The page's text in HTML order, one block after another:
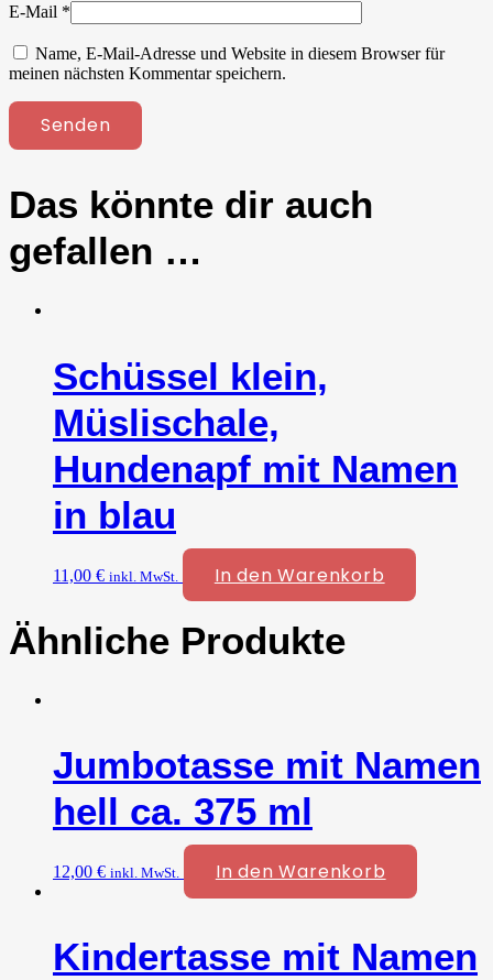
E-Mail *
Name, E-Mail-Adresse und Website in diesem Browser für
meinen nächsten Kommentar speichern.
Das könnte dir auch
gefallen …
Schüssel klein,
Müslischale,
Hundenapf mit Namen
in blau
11,00 € inkl. MwSt. In den Warenkorb
Ähnliche Produkte
Jumbotasse mit Namen
hell ca. 375 ml
12,00 € inkl. MwSt. In den Warenkorb
Kindertasse mit Namen